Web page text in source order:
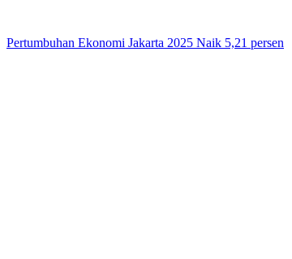
Pertumbuhan Ekonomi Jakarta 2025 Naik 5,21 persen